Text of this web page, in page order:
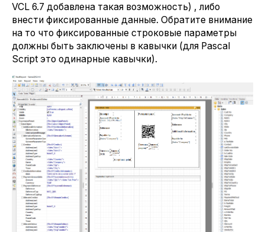
VCL 6.7 добавлена такая возможность) , либо
внести фиксированные данные. Обратите внимание
на то что фиксированные строковые параметры
должны быть заключены в кавычки (для Pascal
Script это одинарные кавычки).